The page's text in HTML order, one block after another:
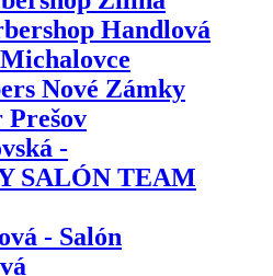
Handlová
Nové Zámky
-
SALÓN TEAM
- Salón